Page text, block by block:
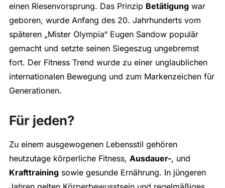
einen Riesenvorsprung. Das Prinzip Betätigungwar
geboren, wurde Anfang des 20. Jahrhunderts vom
späteren „Mister Olympia“ Eugen Sandow populär
gemacht und setzte seinen Siegeszug ungebremst
fort. Der Fitness Trend wurde zu einer unglaublichen
internationalen Bewegung und zum Markenzeichen für
Generationen.
Für jeden?
Zu einem ausgewogenen Lebensstil gehören
heutzutage körperliche Fitness, Ausdauer-, und
Krafttrainingsowie gesunde Ernährung. In jüngeren